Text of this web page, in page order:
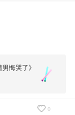
悔哭了》
0